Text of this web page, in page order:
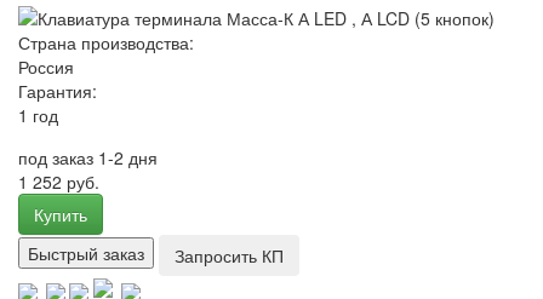
Страна производства:
Россия
Гарантия:
1 год
под заказ 1-2 дня
1 252 руб.
Купить
Быстрый заказ
Запросить КП